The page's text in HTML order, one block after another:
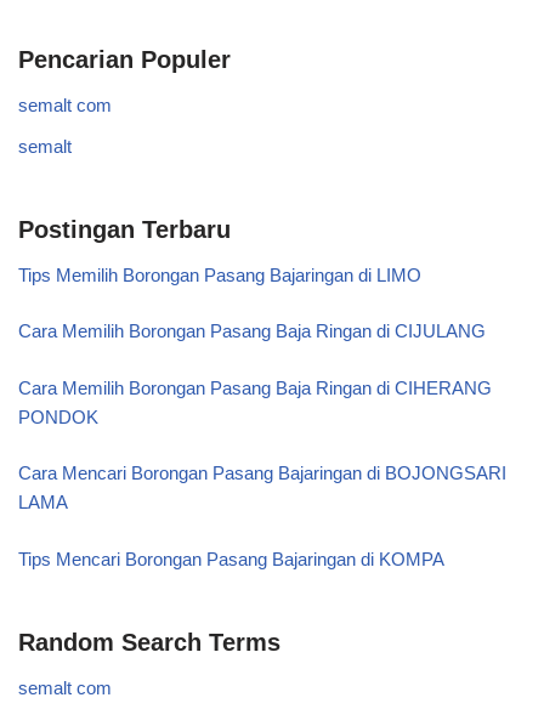
Pencarian Populer
semalt com
semalt
Postingan Terbaru
Tips Memilih Borongan Pasang Bajaringan di LIMO
Cara Memilih Borongan Pasang Baja Ringan di CIJULANG
Cara Memilih Borongan Pasang Baja Ringan di CIHERANG
PONDOK
Cara Mencari Borongan Pasang Bajaringan di BOJONGSARI
LAMA
Tips Mencari Borongan Pasang Bajaringan di KOMPA
Random Search Terms
semalt com